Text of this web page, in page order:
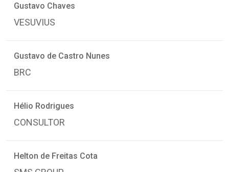
Gustavo Chaves
VESUVIUS
Gustavo de Castro Nunes
BRC
Hélio Rodrigues
CONSULTOR
Helton de Freitas Cota